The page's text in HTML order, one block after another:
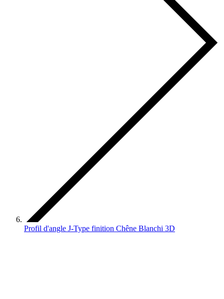
Profil d'angle J-Type finition Chêne Blanchi 3D